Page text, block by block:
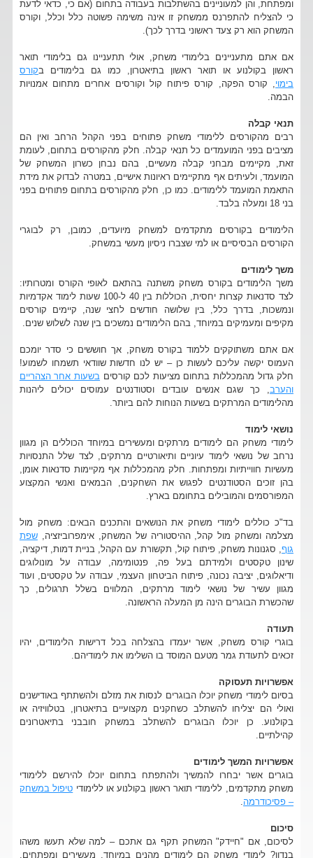
ומפתחת, והן למעוניינים בהשתלבות בעבודה בתחום (אם כי, כדאי לדעת
כי להצליח להתפרנס ממשחק זו אינה משימה פשוטה כלל וכלל, וקורס
המשחק הוא רק צעד ראשוני בדרך לכך).
אם אתם מתעניינים בלימודי משחק, אולי תתעניינו גם בלימודי תואר
ראשון בקולנוע או תואר ראשון בתיאטרון, כמו גם בלימודים בקורס
בימוי , קורס הפקה, קורס פיתוח קול וקורסים אחרים מתחום אמנויות
הבמה.
תנאי קבלה
רבים מהקורסים ללימודי משחק פתוחים בפני הקהל הרחב ואין הם
מציבים בפני המועמדים כל תנאי קבלה. חלק מהקורסים בתחום, לעומת
זאת, מקיימים מבחני קבלה מעשיים, בהם נבחן כשרון המשחק של
המועמד, ולעיתים אף מתקיימים ראיונות אישיים, במטרה לבדוק את מידת
התאמת המועמד ללימודים. כמו כן, חלק מהקורסים בתחום פתוחים בפני
בני 18 ומעלה בלבד.
הלימודים בקורסים מתקדמים למשחק מיועדים, כמובן, רק לבוגרי
הקורסים הבסיסיים או למי שצברו ניסיון מעשי במשחק.
משך לימודים
משך הלימודים בקורס משחק משתנה בהתאם לאופי הקורס ומטרותיו:
לצד סדנאות קצרות יחסית, הכוללות בין 40 ל-100 שעות לימוד אקדמיות
ונמשכות, בדרך כלל, בין שלושה חודשים לחצי שנה, קיימים קורסים
מקיפים ומעמיקים במיוחד, בהם הלימודים נמשכים בין שנה לשלוש שנים.
אם אתם משתוקקים ללמוד בקורס משחק, אך חוששים כי סדר יומכם
העמוס יקשה עליכם לעשות כן – יש לנו חדשות שוודאי תשמחו לשמוע!
חלק גדול מהמכללות בתחום מציעות לכם קורסים בשעות אחר הצהריים
והערב, כך שגם אנשים עובדים וסטודנטים עמוסים יכולים ליהנות
מהלימודים המרתקים בשעות הנוחות להם ביותר.
נושאי לימוד
לימודי משחק הם לימודים מרתקים ומעשירים במיוחד הכוללים הן מגוון
נרחב של נושאי לימוד עיוניים ותיאורטיים מרתקים, לצד שלל התנסויות
מעשיות חווייתיות ומפתחות. חלק מהמכללות אף מקיימות סדנאות אומן,
בהן זוכים הסטודנטים לפגוש את השחקנים, הבמאים ואנשי המקצוע
המפורסמים והמובילים בתחומם בארץ.
בד"כ כוללים לימודי משחק את הנושאים והתכנים הבאים: משחק מול
מצלמה ומשחק מול קהל, ההיסטוריה של המשחק, אימפרוביזציה,שפת
גוף, סגנונות משחק, פיתוח קול, תקשורת עם הקהל, בניית דמות, דיקציה,
שינון טקסטים ולמידתם בעל פה, פנטומימה, עבודה על מונולוגים
ודיאלוגים, יציבה נכונה, פיתוח הביטחון העצמי, עבודה על טקסטים, ועוד
מגוון עשיר של נושאי לימוד מרתקים, המלווים בשלל תרגולים, כך
שהכשרת הבוגרים הינה מן המעלה הראשונה.
תעודה
בוגרי קורס משחק, אשר יעמדו בהצלחה בכל דרישות הלימודים, יהיו
זכאים לתעודת גמר מטעם המוסד בו השלימו את לימודיהם.
אפשרויות תעסוקה
בסיום לימודי משחק יוכלו הבוגרים לנסות את מזלם ולהשתתף באודישנים
ואולי הם יצליחו להשתלב כשחקנים מקצועיים בתיאטרון, בטלוויזיה או
בקולנוע. כן יוכלו הבוגרים להשתלב במשחק חובבני בתיאטרונים
קהילתיים.
אפשרויות המשך לימודים
בוגרים אשר יבחרו להמשיך ולהתפתח בתחום יוכלו להירשם ללימודי
משחק מתקדמים, ללימודי תואר ראשון בקולנוע או ללימודי טיפול במשחק
– פסיכודרמה
סיכום
לסיכום, אם "חיידק" המשחק תקף גם אתכם – למה שלא תעשו משהו
בנדון? לימודי משחק הם לימודים מהנים במיוחד, מעשירים ומפתחים,